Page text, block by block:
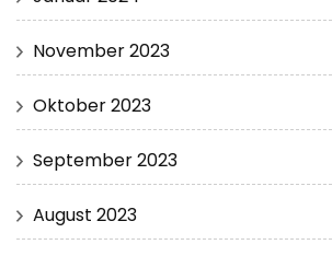
November 2023
Oktober 2023
September 2023
August 2023